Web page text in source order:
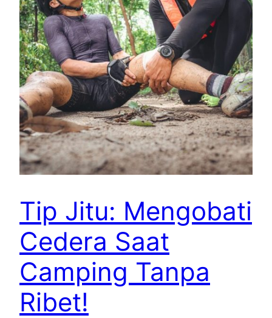
Tip Jitu: Mengobati
Cedera Saat
Camping Tanpa
Ribet!